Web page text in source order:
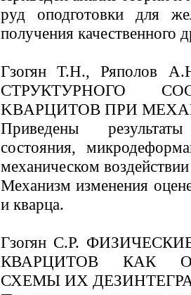
руд оподготовки для
получения качественного
Гзогян Т.Н., Ряполов
СТРУКТУРНОГО
KBАРЦИТОВ ПРИ
Приведены
состояния,
механическом
Механизм изменения
и кварца.
Гзогян С.Р.
КВАРЦИТОВ КАК
СХЕМЫ ИХ